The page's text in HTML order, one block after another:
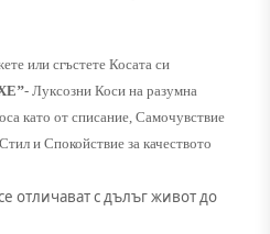
или сгъстете Косата си
- Луксозни Коси на разумна
като от списание, Самочувствие
и Спокойствие за качеството
отличават с дълъг живот до